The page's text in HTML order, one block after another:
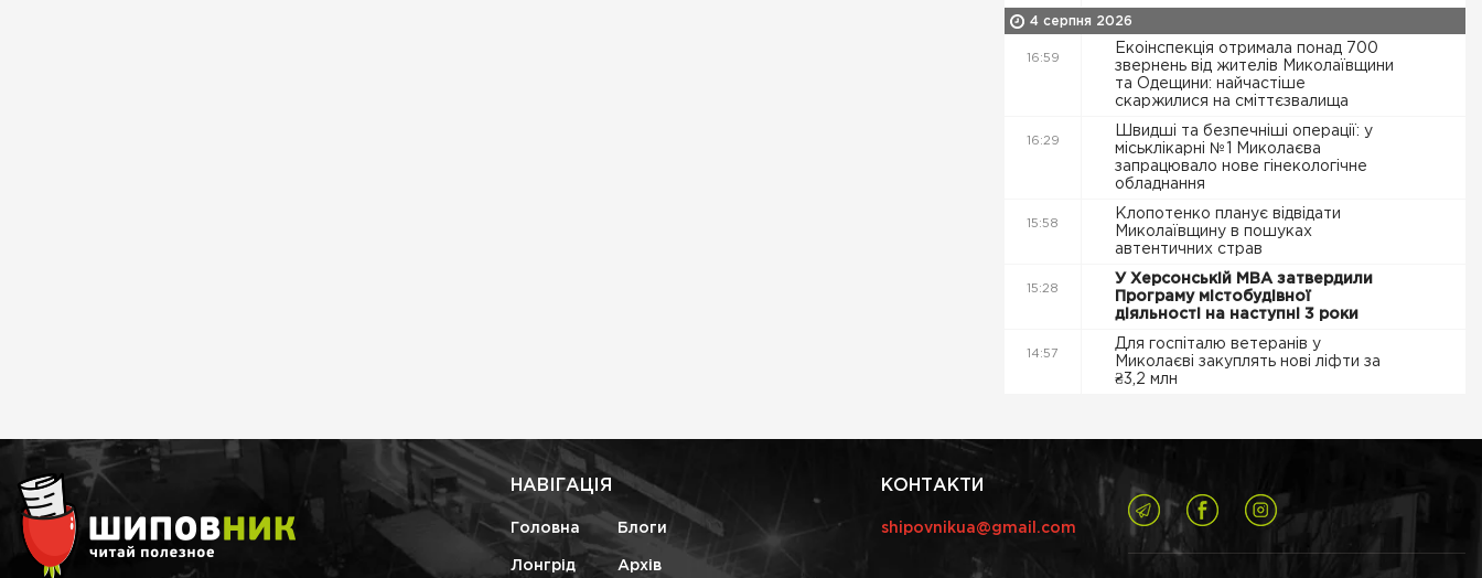
4 серпня 2026
16:59
Екоінспекція отримала понад 700
звернень від жителів Миколаївщини
та Одещини: найчастіше
скаржилися на сміттєзвалища
16:29
Швидші та безпечніші операції: у
міськлікарні №1 Миколаєва
запрацювало нове гінекологічне
обладнання
15:58
Клопотенко планує відвідати
Миколаївщину в пошуках
автентичних страв
15:28
У Херсонській МВА затвердили
Програму містобудівної
діяльності на наступні 3 роки
14:57
Для госпіталю ветеранів у
Миколаєві закуплять нові ліфти за
₴3,2 млн
НАВІГАЦІЯ
Головна Блоги
Лонгрід Архів
КОНТАКТИ
shipovnikua@gmail.com